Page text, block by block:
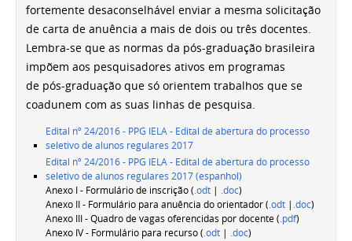
fortemente desaconselhável enviar a mesma solicitação
de carta de anuência a mais de dois ou três docentes.
Lembra-se que as normas da pós-graduação brasileira
impõem aos pesquisadores ativos em programas
de pós-graduação que só orientem trabalhos que se
coadunem com as suas linhas de pesquisa.
Edital nº 24/2016 - PPG IELA - Edital de abertura do processo
seletivo de alunos regulares 2017
Edital nº 24/2016 - PPG IELA - Edital de abertura do processo
seletivo de alunos regulares 2017 (espanhol)
Anexo I - Formulário de inscrição (.odt | .doc)
Anexo II - Formulário para anuência do orientador (.odt | .doc)
Anexo III - Quadro de vagas oferencidas por docente (.pdf)
Anexo IV - Formulário para recurso (.odt | .doc)